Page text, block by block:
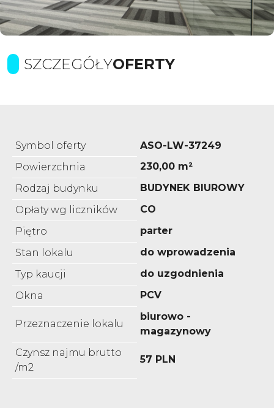
SZCZEGÓŁYOFERTY
Symbol oferty
ASO-LW-37249
Powierzchnia
230,00 m²
Rodzaj budynku
BUDYNEK BIUROWY
Opłaty wg liczników
CO
Piętro
parter
Stan lokalu
do wprowadzenia
Typ kaucji
do uzgodnienia
Okna
PCV
Przeznaczenie lokalu
biurowo -
magazynowy
Czynsz najmu brutto
/m2
57 PLN